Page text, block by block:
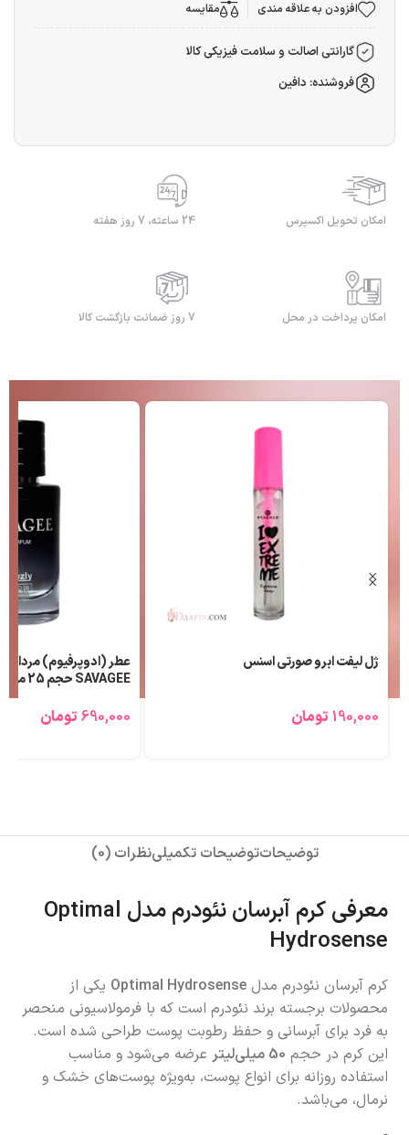
افزودن به علاقه مندی مقایسه
گارانتی اصالت و سلامت فیزیکی کالا
فروشنده: دافین
امکان تحویل اکسپرس 24 ساعته، 7 روز هفته
امکان پرداخت در محل 7 روز ضمانت بازگشت کالا
ژل لیفت ابرو صورتی اسنس
190,000 تومان
عطر (ادوپرفیوم) مردانه
SAVAGEE حجم 25 میلی لیتر
690,000 تومان
توضیحاتتوضیحات تکمیلینظرات (0)
معرفی کرم آبرسان نئودرم مدل Optimal
Hydrosense
کرم آبرسان نئودرم مدلOptimal Hydrosense یکی از
محصولات برجسته برند نئودرم است که با فرمولاسیونی منحصر
به فرد برای آبرسانی و حفظ رطوبت پوست طراحی شده است.
این کرم در حجم 50 میلی‌لیتر
عرضه می‌شود و مناسب
استفاده روزانه برای انواع پوست، به‌ویژه پوست‌های خشک و
نرمال، می‌باشد.